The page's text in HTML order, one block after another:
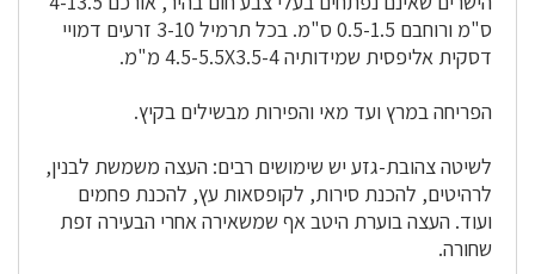
ס"מ ורוחבם 0.5-1.5 ס"מ. בכל
תרמיל
3-10 זרעים דמויי
דסקית אליפסית שמידותיה 4.5-5.5X3.5-4 מ"מ.
הפריחה במרץ ועד מאי והפירות מבשילים בקיץ.
לשיטה צהובת-גזע יש שימושים רבים: העצה משמשת לבנין,
לרהיטים, להכנת סירות, לקופסאות עץ, להכנת פחמים
ועוד. העצה בוערת היטב אף שמשאירה אחרי הבעירה זפת
שחורה.